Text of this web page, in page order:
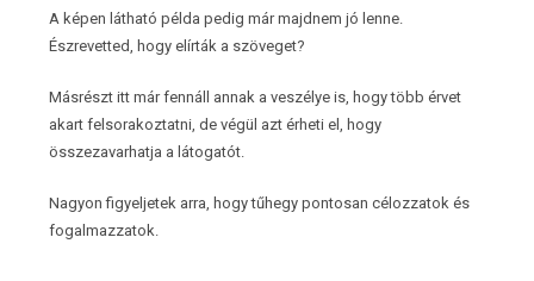
A képen látható példa pedig már majdnem jó lenne.
Észrevetted, hogy elírták a szöveget?
Másrészt itt már fennáll annak a veszélye is, hogy több érvet
akart felsorakoztatni, de végül azt érheti el, hogy
összezavarhatja a látogatót.
Nagyon figyeljetek arra, hogy tűhegy pontosan célozzatok és
fogalmazzatok.